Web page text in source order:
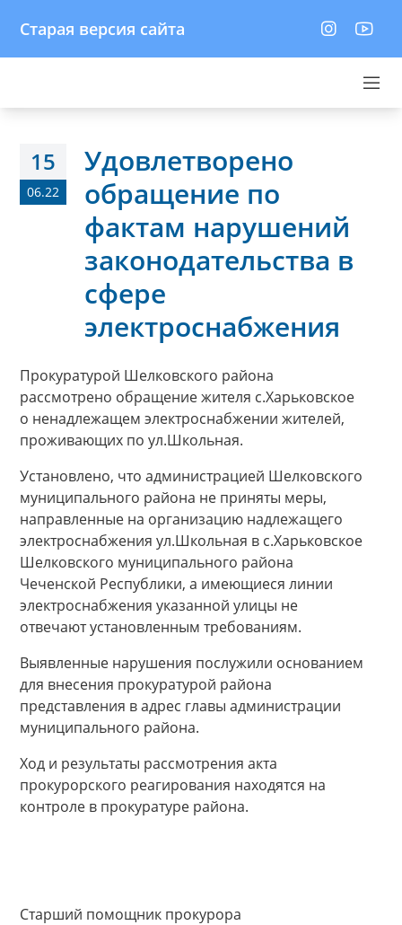
Старая версия сайта
15
06.22
Удовлетворено
обращение по
фактам нарушений
законодательства в
сфере
электроснабжения
Прокуратурой Шелковского района
рассмотрено обращение жителя с.Харьковское
о ненадлежащем электроснабжении жителей,
проживающих по ул.Школьная.
Установлено, что администрацией Шелковского
муниципального района не приняты меры,
направленные на организацию надлежащего
электроснабжения ул.Школьная в с.Харьковское
Шелковского муниципального района
Чеченской Республики, а имеющиеся линии
электроснабжения указанной улицы не
отвечают установленным требованиям.
Выявленные нарушения послужили основанием
для внесения прокуратурой района
представления в адрес главы администрации
муниципального района.
Ход и результаты рассмотрения акта
прокурорского реагирования находятся на
контроле в прокуратуре района.
Старший помощник прокурора